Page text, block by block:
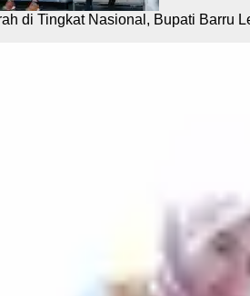
di Tingkat Nasional, Bupati Barru